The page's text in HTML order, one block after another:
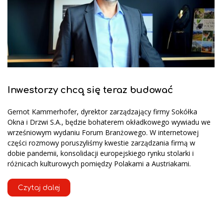
Inwestorzy chcą się teraz budować
Gernot Kammerhofer, dyrektor zarządzający firmy Sokółka
Okna i Drzwi S.A., będzie bohaterem okładkowego wywiadu we
wrześniowym wydaniu Forum Branżowego. W internetowej
części rozmowy poruszyliśmy kwestie zarządzania firmą w
dobie pandemii, konsolidacji europejskiego rynku stolarki i
różnicach kulturowych pomiędzy Polakami a Austriakami.
Czytaj dalej